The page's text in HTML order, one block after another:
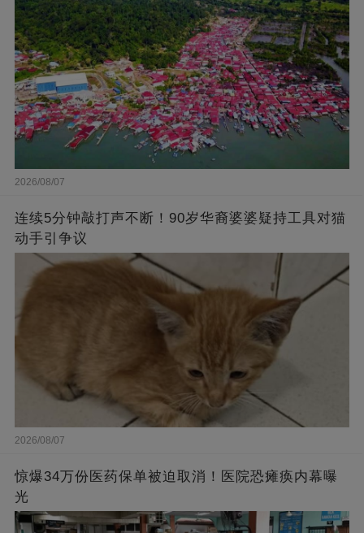
2026/08/07
连续5分钟敲打声不断！90岁华裔婆婆疑持工具对猫
动手引争议
2026/08/07
惊爆34万份医药保单被迫取消！医院恐瘫痪内幕曝
光